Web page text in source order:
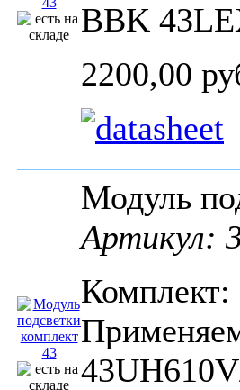
BBK
2200,00
Модуль
Артикул: